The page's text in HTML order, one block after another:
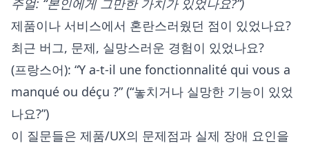
주얼: “본인에게 그만한 가치가 있었나요?”)
제품이나 서비스에서 혼란스러웠던 점이 있었나요?
최근 버그, 문제, 실망스러운 경험이 있었나요?
(프랑스어): “Y a-t-il une fonctionnalité qui vous a
manqué ou déçu ?” (“놓치거나 실망한 기능이 있었
나요?”)
이 질문들은 제품/UX의 문제점과 실제 장애 요인을